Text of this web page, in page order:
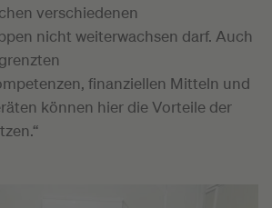
verschiedenen
nicht weiterwachsen darf. Auch
finanziellen Mitteln und
können hier die Vorteile der